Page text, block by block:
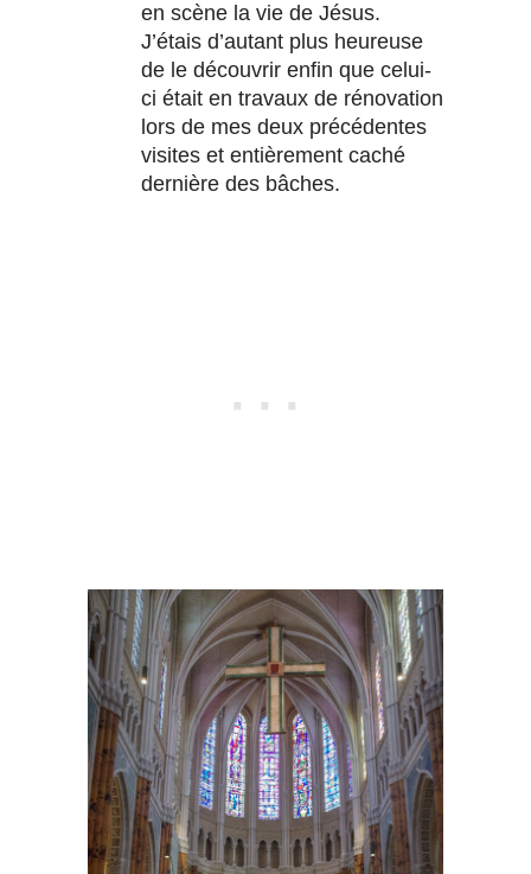
en scène la vie de Jésus.
J’étais d’autant plus heureuse
de le découvrir enfin que celui-
ci était en travaux de rénovation
lors de mes deux précédentes
visites et entièrement caché
dernière des bâches.